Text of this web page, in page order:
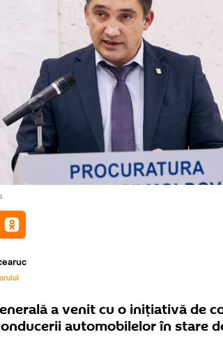
a venit cu o inițiativă de
automobilelor în stare